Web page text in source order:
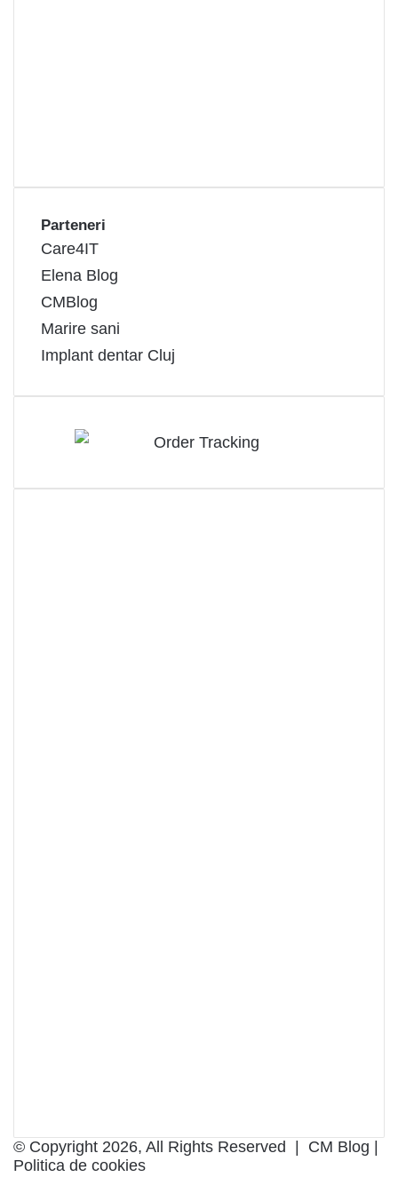
Parteneri
Care4IT
Elena Blog
CMBlog
Marire sani
Implant dentar Cluj
© Copyright 2026, All Rights Reserved | CM Blog
Politica de cookies